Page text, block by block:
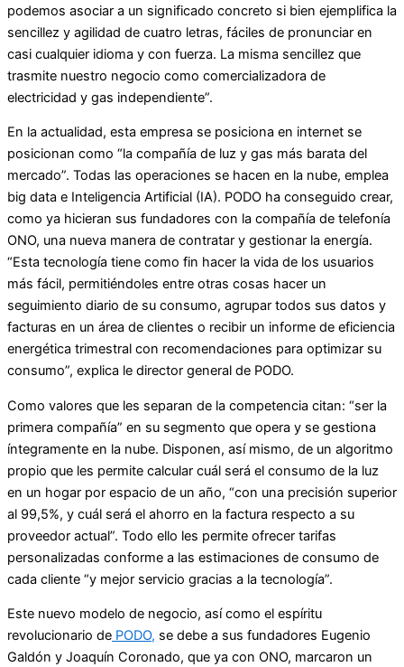
podemos asociar a un significado concreto si bien ejemplifica la
sencillez y agilidad de cuatro letras, fáciles de pronunciar en
casi cualquier idioma y con fuerza. La misma sencillez que
trasmite nuestro negocio como comercializadora de
electricidad y gas independiente”.
En la actualidad, esta empresa se posiciona en internet se
posicionan como “la compañía de luz y gas más barata del
mercado”. Todas las operaciones se hacen en la nube, emplea
big data e Inteligencia Artificial (IA). PODO ha conseguido crear,
como ya hicieran sus fundadores con la compañía de telefonía
ONO, una nueva manera de contratar y gestionar la energía.
“Esta tecnología tiene como fin hacer la vida de los usuarios
más fácil, permitiéndoles entre otras cosas hacer un
seguimiento diario de su consumo, agrupar todos sus datos y
facturas en un área de clientes o recibir un informe de eficiencia
energética trimestral con recomendaciones para optimizar su
consumo”, explica le director general de PODO.
Como valores que les separan de la competencia citan: “ser la
primera compañía” en su segmento que opera y se gestiona
íntegramente en la nube. Disponen, así mismo, de un algoritmo
propio que les permite calcular cuál será el consumo de la luz
en un hogar por espacio de un año, “con una precisión superior
al 99,5%, y cuál será el ahorro en la factura respecto a su
proveedor actual”. Todo ello les permite ofrecer tarifas
personalizadas conforme a las estimaciones de consumo de
cada cliente “y mejor servicio gracias a la tecnología”.
Este nuevo modelo de negocio, así como el espíritu
revolucionario de PODO, se debe a sus fundadores Eugenio
Galdón y Joaquín Coronado, que ya con ONO, marcaron un